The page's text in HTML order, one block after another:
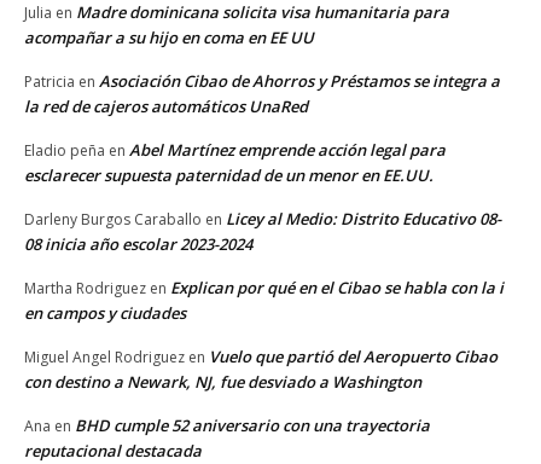
Julia en Madre dominicana solicita visa humanitaria para
acompañar a su hijo en coma en EE UU
Patricia en Asociación Cibao de Ahorros y Préstamos se integra a
la red de cajeros automáticos UnaRed
Eladio peña en Abel Martínez emprende acción legal para
esclarecer supuesta paternidad de un menor en EE.UU.
Darleny Burgos Caraballo en Licey al Medio: Distrito Educativo 08-
08 inicia año escolar 2023-2024
Martha Rodriguez en Explican por qué en el Cibao se habla con la i
en campos y ciudades
Miguel Angel Rodriguez en Vuelo que partió del Aeropuerto Cibao
con destino a Newark, NJ, fue desviado a Washington
Ana en BHD cumple 52 aniversario con una trayectoria
reputacional destacada